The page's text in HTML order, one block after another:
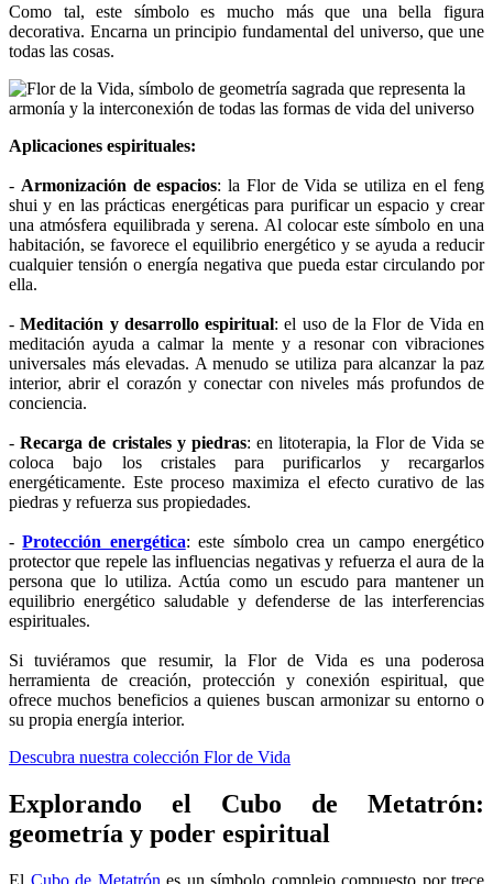
Como tal, este símbolo es mucho más que una bella figura
decorativa. Encarna un principio fundamental del universo, que une
todas las cosas.
Aplicaciones espirituales:
- Armonización de espacios: la Flor de Vida se utiliza en el feng
shui y en las prácticas energéticas para purificar un espacio y crear
una atmósfera equilibrada y serena. Al colocar este símbolo en una
habitación, se favorece el equilibrio energético y se ayuda a reducir
cualquier tensión o energía negativa que pueda estar circulando por
ella.
-Meditación y desarrollo espiritual: el uso de la Flor de Vida en
meditación ayuda a calmar la mente y a resonar con vibraciones
universales más elevadas. A menudo se utiliza para alcanzar la paz
interior, abrir el corazón y conectar con niveles más profundos de
conciencia.
-Recarga de cristales y piedras: en litoterapia, la Flor de Vida se
coloca bajo los cristales para purificarlos y recargarlos
energéticamente. Este proceso maximiza el efecto curativo de las
piedras y refuerza sus propiedades.
-Protección energética: este símbolo crea un campo energético
protector que repele las influencias negativas y refuerza el aura de la
persona que lo utiliza. Actúa como un escudo para mantener un
equilibrio energético saludable y defenderse de las interferencias
espirituales.
Si tuviéramos que resumir, la Flor de Vida es una poderosa
herramienta de creación, protección y conexión espiritual, que
ofrece muchos beneficios a quienes buscan armonizar su entorno o
su propia energía interior.
Descubra nuestra colección Flor de Vida
Explorando el Cubo de Metatrón:
geometría y poder espiritual
El Cubo de Metatrón es un símbolo complejo compuesto por trece